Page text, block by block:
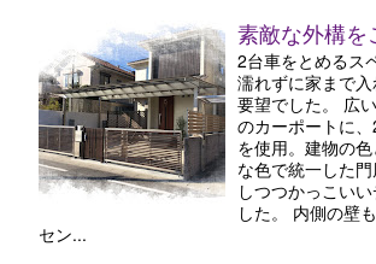
素敵な外構
2台車をとめるス
濡れずに家まで
要望でした。 広
のカーポートに
を使用。建物の
な色で統一した
しつつかっこい
した。 内側の壁
セン...